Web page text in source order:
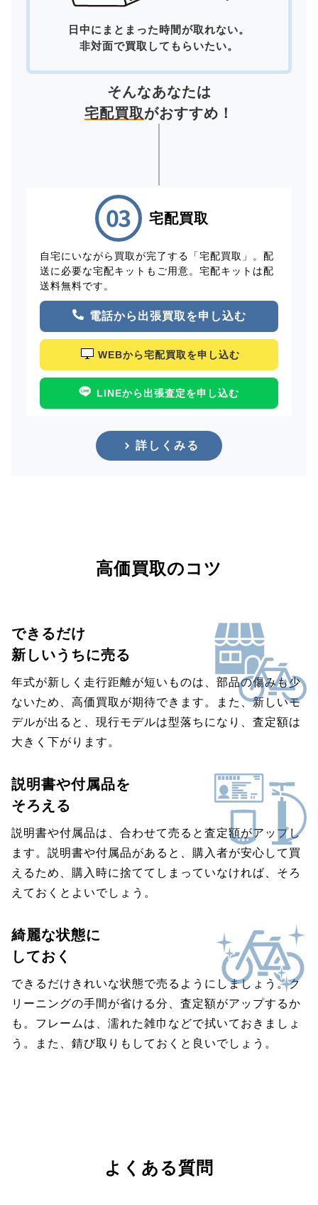
日中にまとまった時間が取れない。
非対面で買取してもらいたい。
そんなあなたは
宅配買取がおすすめ！
宅配買取
自宅にいながら買取が完了する「宅配買取」。配
送に必要な宅配キットもご用意。宅配キットは配
送料無料です。
電話から出張買取を申し込む
WEBから宅配買取を申し込む
LINEから出張査定を申し込む
詳しくみる
高価買取のコツ
できるだけ
新しいうちに売る
年式が新しく走行距離が短いものは、部品の傷みも少
ないため、高価買取が期待できます。また、新しいモ
デルが出ると、現行モデルは型落ちになり、査定額は
大きく下がります。
説明書や付属品を
そろえる
説明書や付属品は、合わせて売ると査定額がアップし
ます。説明書や付属品があると、購入者が安心して買
えるため、購入時に捨ててしまっていなければ、そろ
えておくとよいでしょう。
綺麗な状態に
しておく
できるだけきれいな状態で売るようにしましょう。ク
リーニングの手間が省ける分、査定額がアップするか
も。フレームは、濡れた雑巾などで拭いておきましょ
う。また、錆び取りもしておくと良いでしょう。
よくある質問